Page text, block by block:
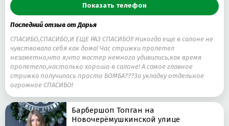
Показать телефон
Последний отзыв от Дарья
СПАСИБО,СПАСИБО,И ЕЩЕ РАЗ СПАСИБО!! Никогда еще в салоне не
чувствовала себя как дома! Час стрижки пролетел
незаметно,что я,что мастер немного удивились,как время
пролетело,настолько хорошо в салоне! А самое главное
стрижка получилась просто БОМБА???За укладку отдельное
огромное СПАСИБО!
Барбершоп Топган на
Новочерёмушкинской улице